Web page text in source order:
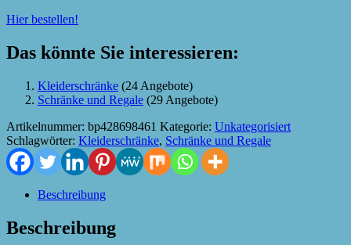
Hier bestellen!
Das könnte Sie interessieren:
Kleiderschränke (24 Angebote)
Schränke und Regale (29 Angebote)
Artikelnummer: bp428698461 Kategorie: Unkategorisiert
Schlagwörter: Kleiderschränke, Schränke und Regale
Beschreibung
Beschreibung